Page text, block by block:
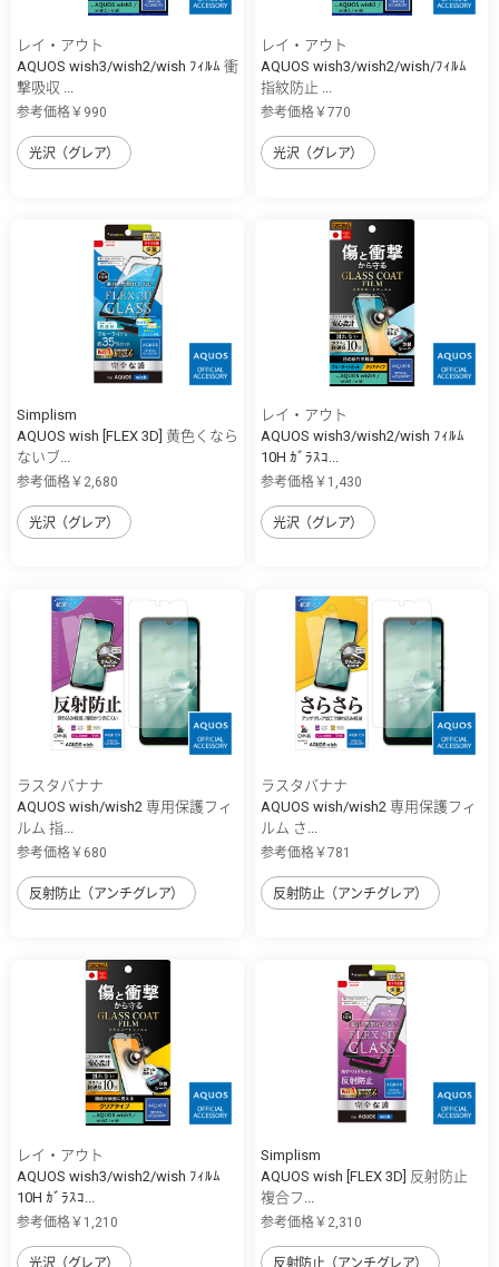
レイ・アウト
AQUOS wish3/wish2/wish ﾌｨﾙﾑ 衝
撃吸収 ...
参考価格￥990
光沢（グレア）
レイ・アウト
AQUOS wish3/wish2/wish/ﾌｨﾙﾑ
指紋防止 ...
参考価格￥770
光沢（グレア）
Simplism
AQUOS wish [FLEX 3D] 黄色くなら
ないブ...
参考価格￥2,680
光沢（グレア）
レイ・アウト
AQUOS wish3/wish2/wish ﾌｨﾙﾑ
10H ｶﾞﾗｽｺ...
参考価格￥1,430
光沢（グレア）
ラスタバナナ
AQUOS wish/wish2 専用保護フィ
ルム 指...
参考価格￥680
反射防止（アンチグレア）
ラスタバナナ
AQUOS wish/wish2 専用保護フィ
ルム さ...
参考価格￥781
反射防止（アンチグレア）
レイ・アウト
AQUOS wish3/wish2/wish ﾌｨﾙﾑ
10H ｶﾞﾗｽｺ...
参考価格￥1,210
光沢（グレア）
Simplism
AQUOS wish [FLEX 3D] 反射防止
複合フ...
参考価格￥2,310
反射防止（アンチグレア）